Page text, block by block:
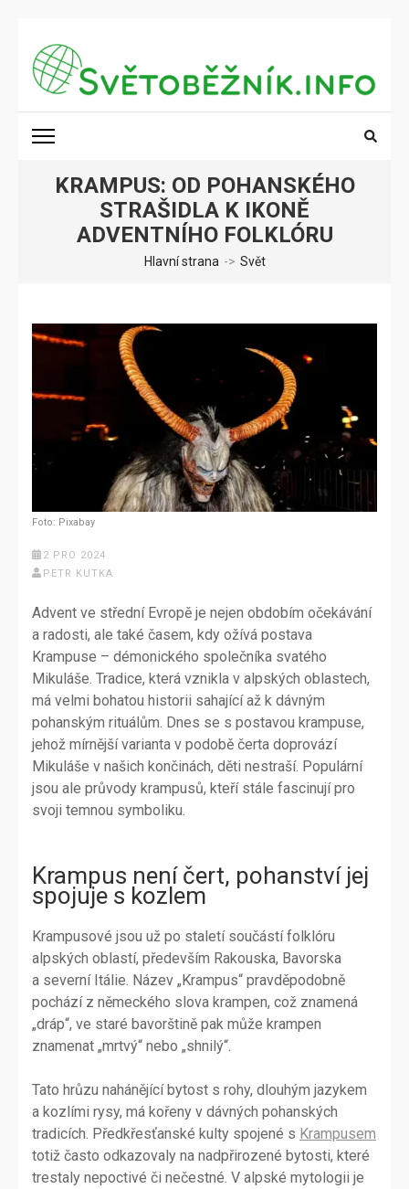
obsah
(stiskněte
Enter)
SVĚTOBĚŽNÍK.INFO
KRAMPUS: OD POHANSKÉHO
STRAŠIDLA K IKONĚ
ADVENTNÍHO FOLKLÓRU
Hlavní strana -> Svět
Foto: Pixabay
2 PRO 2024
PETR KUTKA
Advent ve střední Evropě je nejen obdobím očekávání
a radosti, ale také časem, kdy ožívá postava
Krampuse – démonického společníka svatého
Mikuláše. Tradice, která vznikla v alpských oblastech,
má velmi bohatou historii sahající až k dávným
pohanským rituálům. Dnes se s postavou krampuse,
jehož mírnější varianta v podobě čerta doprovází
Mikuláše v našich končinách, děti nestraší. Populární
jsou ale průvody krampusů, kteří stále fascinují pro
svoji temnou symboliku.
Krampus není čert, pohanství jej
spojuje s kozlem
Krampusové jsou už po staletí součástí folklóru
alpských oblastí, především Rakouska, Bavorska
a severní Itálie. Název „Krampus“ pravděpodobně
pochází z německého slova krampen, což znamená
„dráp“, ve staré bavorštině pak může krampen
znamenat „mrtvý“ nebo „shnilý“.
Tato hrůzu nahánějící bytost s rohy, dlouhým jazykem
a kozlími rysy, má kořeny v dávných pohanských
tradicích. Předkřesťanské kulty spojené s Krampusem
totiž často odkazovaly na nadpřirozené bytosti, které
trestaly nepoctivé či nečestné. V alpské mytologii je